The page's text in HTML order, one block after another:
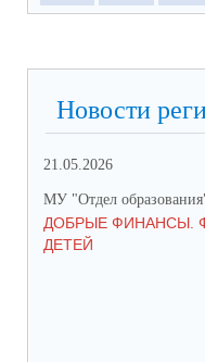
Новости
21.05.2026
МУ "Отдел
ДОБРЫЕ ФИНАНСЫ.
ДЕТЕЙ